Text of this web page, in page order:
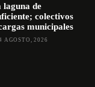
laguna de
colectivos
municipales
AGOSTO, 2026